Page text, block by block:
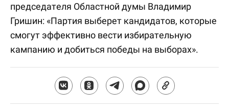
председателя Областной думы Владимир
Гришин: «Партия выберет кандидатов, которые
смогут эффективно вести избирательную
кампанию и добиться победы на выборах».